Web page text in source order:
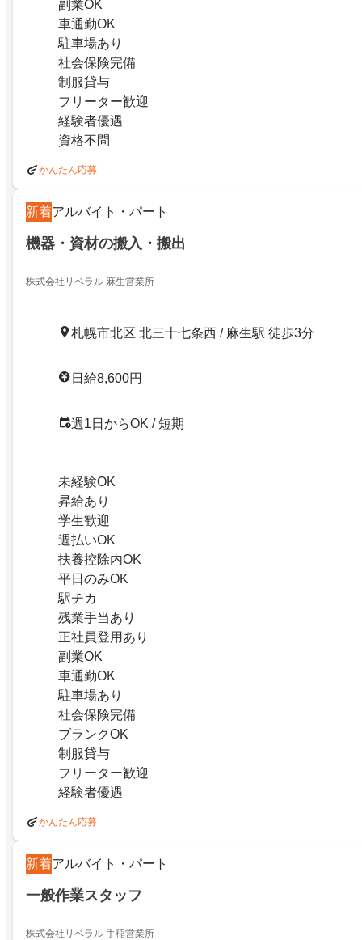
副業OK
車通勤OK
駐車場あり
社会保険完備
制服貸与
フリーター歓迎
経験者優遇
資格不問
かんたん応募
新着アルバイト・パート
機器・資材の搬入・搬出
株式会社リベラル 麻生営業所
札幌市北区 北三十七条西 / 麻生駅 徒歩3分
日給8,600円
週1日からOK / 短期
未経験OK
昇給あり
学生歓迎
週払いOK
扶養控除内OK
平日のみOK
駅チカ
残業手当あり
正社員登用あり
副業OK
車通勤OK
駐車場あり
社会保険完備
ブランクOK
制服貸与
フリーター歓迎
経験者優遇
かんたん応募
新着アルバイト・パート
一般作業スタッフ
株式会社リベラル 手稲営業所